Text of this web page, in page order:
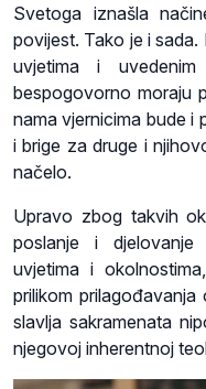
Svetoga iznašla
povijest. Tako je i
uvjetima i
bespogovorno moraju
nama vjernicima bude i
i brige za druge i
načelo.
Upravo zbog takvih
poslanje i
uvjetima i
prilikom prilagođavanja
slavlja sakramenata
njegovoj inherentnoj